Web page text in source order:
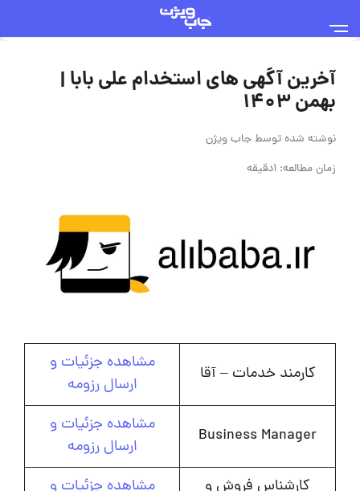
آخرین آگهی های استخدام علی بابا |
بهمن ۱۴۰۳
نوشته شده توسطجاب ویژن
زمان مطالعه: 1دقیقه
کارمند خدمات – آقا
مشاهده جزئیات و
ارسال رزومه
Business Manager
مشاهده جزئیات و
ارسال رزومه